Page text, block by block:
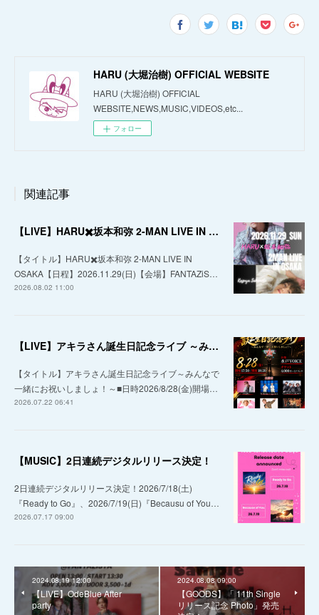
HARU (大堀治樹) OFFICIAL WEBSITE
HARU (大堀治樹) OFFICIAL
WEBSITE,NEWS,MUSIC,VIDEOS,etc...
フォロー
関連記事
【LIVE】HARU✖️坂本和弥 2-MAN LIVE IN OSAKA
【タイトル】HARU✖️坂本和弥 2-MAN LIVE IN
OSAKA【日程】2026.11.29(日)【会場】FANTAZiS…
2026.08.02 11:00
【LIVE】アキラさん誕生日記念ライブ ～みんなで一緒にお祝いしましょ！～
【タイトル】アキラさん誕生日記念ライブ～みんなで
一緒にお祝いしましょ！～■日時2026/8/28(金)開場…
2026.07.22 06:41
【MUSIC】2日連続デジタルリリース決定！
2日連続デジタルリリース決定！2026/7/18(土)
『Ready to Go』、2026/7/19(日)『Becausu of You…
2026.07.17 09:00
2024.08.19 12:00
【LIVE】OdeBlue After
party
2024.08.08 09:00
【GOODS】「 11th Single
リリース記念 Photo」発売